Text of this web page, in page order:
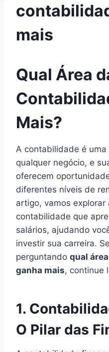
mais
Qual Área
Mais?
A contabilidade é
qualquer negócio, e
oferecem
diferentes níveis de
artigo, vamos explorar
contabilidade que
salários, ajudando
investir sua carreira.
perguntando qual
ganha mais, continue
1.
O Pilar das